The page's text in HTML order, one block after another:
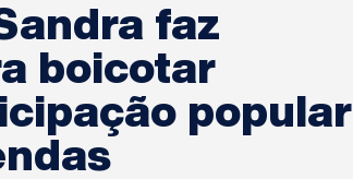
faz
boicotar
popular